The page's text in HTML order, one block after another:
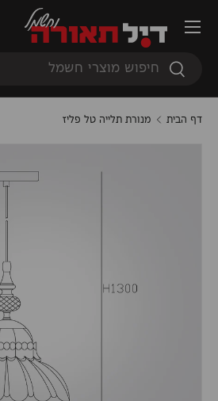
חיפוש
חיפוש
תפריט
דף הבית מנורת תלייה טל פליז